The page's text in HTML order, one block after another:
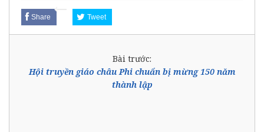
Share Tweet
Bài trước:
Hội truyền giáo châu Phi chuẩn bị mừng 150 năm
thành lập